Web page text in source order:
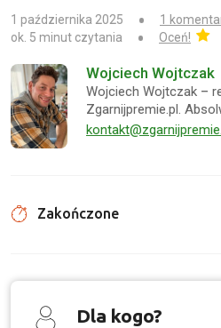
1 października 2025
1
ok. 5 minut czytania
Oceń!
Wojciech Wojtczak
Wojciech Wojtczak –
Zgarnijpremie.pl.
Zakończone
Dla kogo?